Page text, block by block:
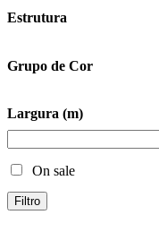
Estrutura
Grupo de Cor
Largura (m)
On sale
Filtro